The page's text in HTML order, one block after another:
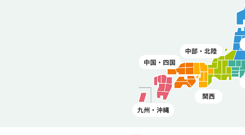
中部・北陸
関西
中国・四国
九州・沖縄